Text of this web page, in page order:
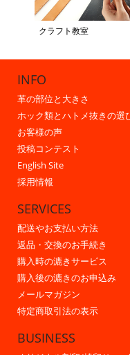
クラフト教室
INFO
革の部位と大きさ
ホック類とハトメ抜きの選
お客様の声
投稿コンテスト
English Site
採用情報
SERVICES
配送やお支払い方法
返品・交換のお手続き
購入時の漉きサービス
購入後の漉きのお申込み
メールマガジン
特定商取引法の表示
BUSINESS